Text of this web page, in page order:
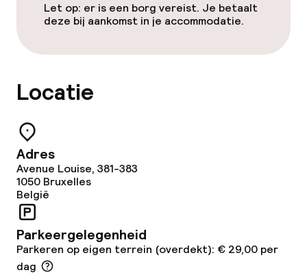
Faciliteiten en diensten voor kinderen
Zakelijke faciliteiten
Vergaderruimte
Let op: er is een borg vereist. Je betaalt
deze bij aankomst in je accommodatie.
Locatie
Adres
Avenue Louise, 381-383
1050 Bruxelles
België
Parkeergelegenheid
Parkeren op eigen terrein (overdekt): € 29,00 per
dag